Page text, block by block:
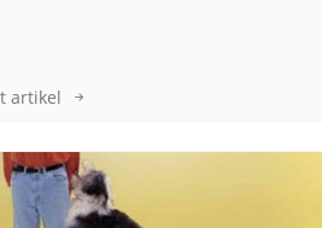
artikel